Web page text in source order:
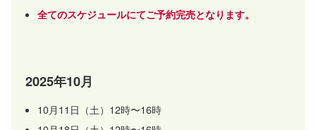
全てのスケジュールにてご予約完売となります。
2025年10月
10月11日（土）12時〜16時